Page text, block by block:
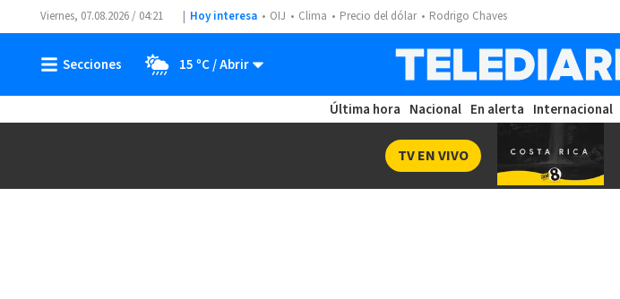
Viernes, 07.08.2026 / 04:21 Hoy interesa OIJ Clima Precio del dólar Rodrigo Chaves
15 ºC
Última hora Nacional En alerta Internacional
TV EN VIVO